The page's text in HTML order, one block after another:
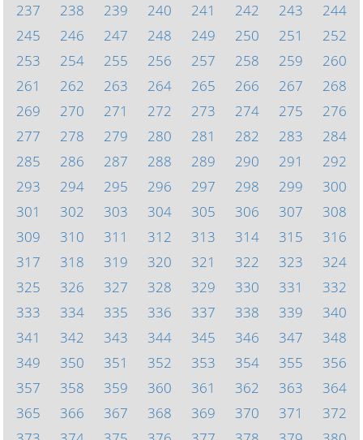
237
238 239 240 241 242 243
244
245
246 247 248 249 250 251
252
253
254 255 256 257 258 259
260
261
262 263 264 265 266 267
268
269
270 271 272 273 274 275
276
277
278 279 280 281 282 283
284
285
286 287 288 289 290 291
292
293
294 295 296 297 298 299
300
301
302 303 304 305 306 307
308
309
310 311 312 313 314 315
316
317
318 319 320 321 322 323
324
325
326 327 328 329 330 331
332
333
334 335 336 337 338 339
340
341
342 343 344 345 346 347
348
349
350 351 352 353 354 355
356
357
358 359 360 361 362 363
364
365
366 367 368 369 370 371
372